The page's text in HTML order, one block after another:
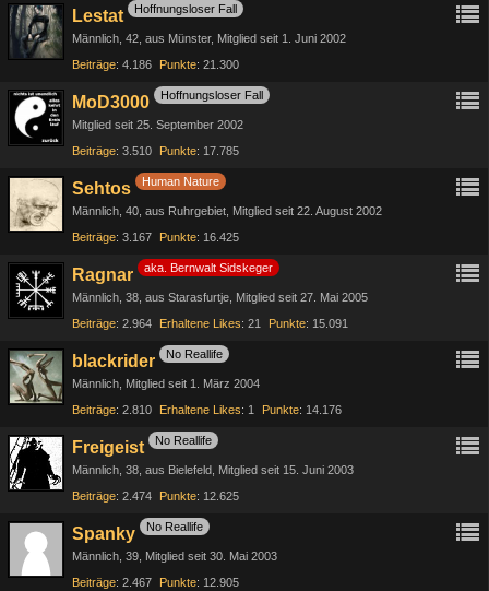
Lestat Hoffnungsloser Fall
Männlich 42 aus Münster Mitglied seit 1. Juni 2002
Beiträge 4.186 Punkte 21.300
MoD3000 Hoffnungsloser Fall
Mitglied seit 25. September 2002
Beiträge 3.510 Punkte 17.785
Sehtos Human Nature
Männlich 40 aus Ruhrgebiet Mitglied seit 22. August 2002
Beiträge 3.167 Punkte 16.425
Ragnar aka. Bernwalt Sidskeger
Männlich 38 aus Starasfurtje Mitglied seit 27. Mai 2005
Beiträge 2.964 Erhaltene Likes 21 Punkte 15.091
blackrider No Reallife
Männlich Mitglied seit 1. März 2004
Beiträge 2.810 Erhaltene Likes 1 Punkte 14.176
Freigeist No Reallife
Männlich 38 aus Bielefeld Mitglied seit 15. Juni 2003
Beiträge 2.474 Punkte 12.625
Spanky No Reallife
Männlich 39 Mitglied seit 30. Mai 2003
Beiträge 2.467 Punkte 12.905